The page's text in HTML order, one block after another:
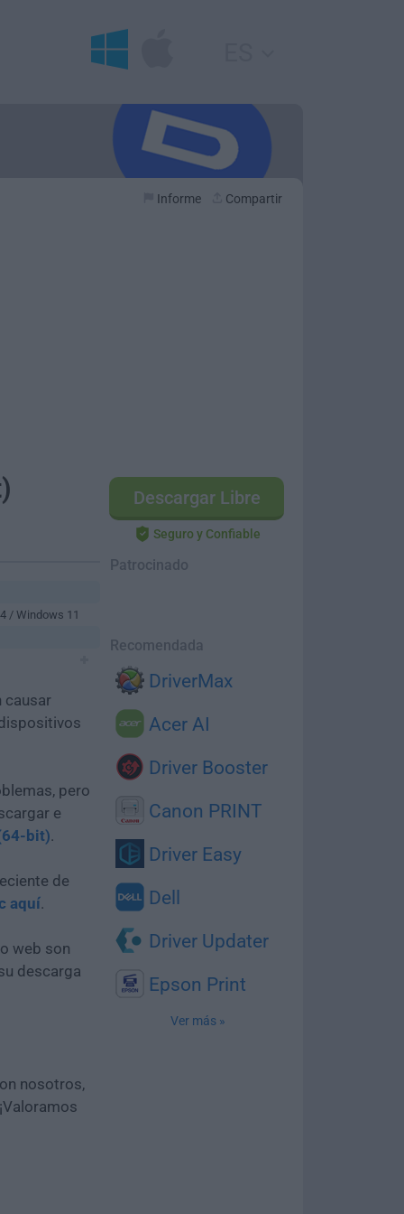
Informe Compartir
Descargar Libre
Seguro y Confiable
Patrocinado
Recomendada
DriverMax
Acer AI
Driver Booster
Canon PRINT
Driver Easy
Dell
Driver Updater
Epson Print
Ver más »
/ Windows 11
causar
pero
e
bit).
de
aquí.
web son
descarga
nosotros,